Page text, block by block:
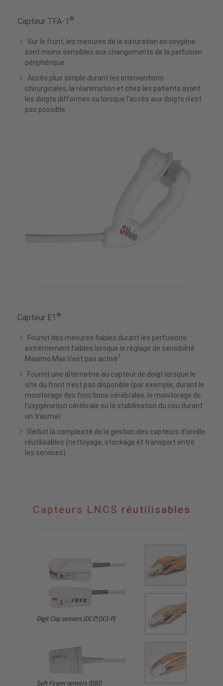
Capteur TFA-1 ®
Sur le front, les mesures de la saturation en oxygène
sont moins sensibles aux changements de la perfusion
périphérique
Accès plus simple durant les interventions
chirurgicales, la réanimation et chez les patients ayant
les doigts difformes ou lorsque l'accès aux doigts n'est
pas possible
Capteur E1 ®
Fournit des mesures fiables durant les perfusions
extrêmement faibles lorsque le réglage de sensibilité
Masimo Max n'est pas activé1
Fournit une alternative au capteur de doigt lorsque le
site du front n'est pas disponible (par exemple, durant le
monitorage des fonctions cérébrales, le monitorage de
l'oxygénation cérébrale ou la stabilisation du cou durant
un trauma)
Réduit la complexité de la gestion des capteurs d'oreille
réutilisables (nettoyage, stockage et transport entre
les services)
CapteursCapteurs LNCS réutilisables